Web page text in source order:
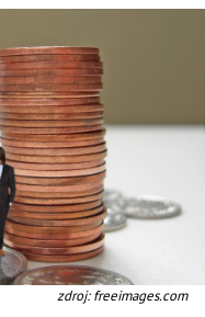
zdroj: freeimages.com